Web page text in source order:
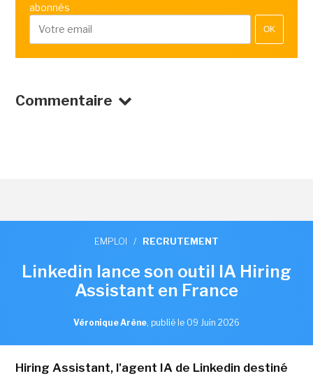
abonnés
OK
Commentaire
EMPLOI / RECRUTEMENT
Linkedin lance son outil IA Hiring
Assistant en France
Véronique Arène, publié le 09 Juin 2026
Hiring Assistant, l'agent IA de Linkedin destiné